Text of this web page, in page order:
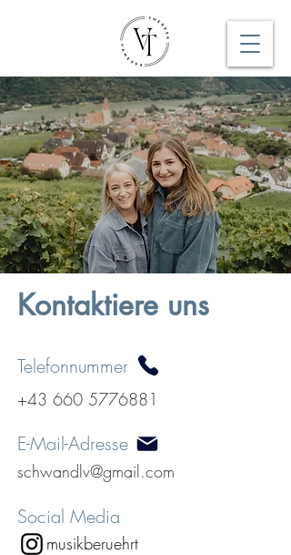
Kontaktiere uns
Telefonnummer
+43 660 5776881
E-Mail-Adresse
schwandlv@gmail.com
Social Media
musikberuehrt